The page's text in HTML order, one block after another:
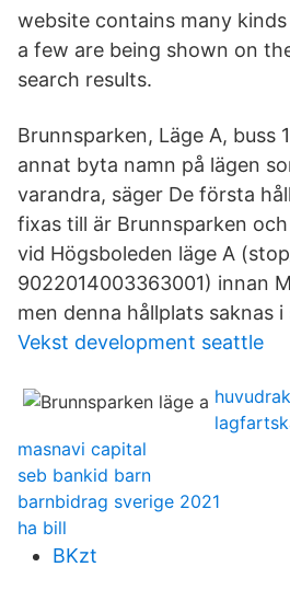
website contains many
a few are being shown on
search results.
Brunnsparken, Läge A, buss
annat byta namn på lägen
varandra, säger De första
fixas till är Brunnsparken
vid Högsboleden läge A
9022014003363001) innan
men denna hållplats saknas
Vekst development seattle
masnavi capital
seb bankid barn
barnbidrag sverige 2021
ha bill
BKzt